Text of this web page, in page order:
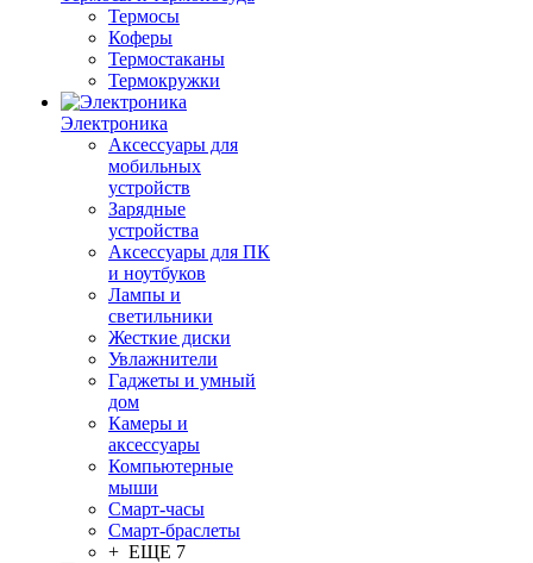
Термосы
Коферы
Термостаканы
Термокружки
Электроника
Аксессуары для
мобильных
устройств
Зарядные
устройства
Аксессуары для ПК
и ноутбуков
Лампы и
светильники
Жесткие диски
Увлажнители
Гаджеты и умный
дом
Камеры и
аксессуары
Компьютерные
мыши
Смарт-часы
Смарт-браслеты
+ ЕЩЕ 7